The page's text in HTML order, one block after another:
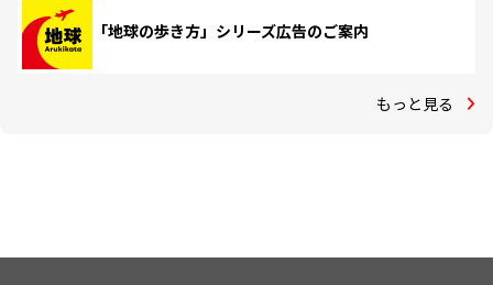
「地球の歩き方」シリーズ広告のご案内
もっと見る